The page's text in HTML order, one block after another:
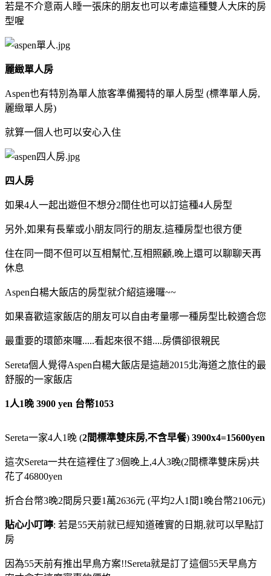
若是不介意兩人睡一張床的朋友也可以考慮這種雙人大床的房
型喔
麗緻單人房
Aspen也有特別為單人旅客準備獨特的單人房型 (標準單人房,
麗緻單人房)
就算一個人也可以安心入住
四人房
如果4人一起出遊但不想分2間住也可以訂這種4人房型
另外,如果有長輩或小朋友同行的朋友,這種房型也很方便
住在同一間不但可以互相幫忙,互相照顧,晚上還可以聊聊天再
休息
Aspen白楊大飯店的房型就介紹這邊囉~~
如果喜歡這家飯店的朋友可以自由考量哪一種房型比較適合您
最重要的環節來囉.....看起來很不錯....房價卻很親民
Sereta個人覺得Aspen白楊大飯店是這趟2015北海道之旅住的最
舒服的一家飯店
1人1晚 3900 yen 台幣1053
Sereta一家4人1晚 (2間標準雙床房,不含早餐) 3900x4=15600yen
這次Sereta一共在這裡住了3個晚上,4人3晚(2間標準雙床房)共
花了46800yen
折合台幣3晚2間房只要1萬2636元 (平均2人1間1晚台幣2106元)
貼心小叮嚀: 若是55天前就已經知道確實的日期,就可以早點訂
房
因為55天前有推出早鳥方案!!Sereta就是訂了這個55天早鳥方